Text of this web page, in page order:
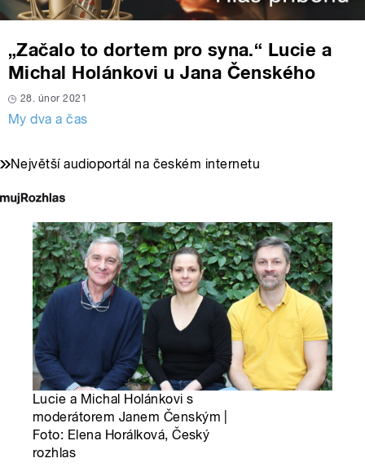
„Začalo to dortem pro syna.“ Lucie a
Michal Holánkovi u Jana Čenského
28. únor 2021
My dva a čas
Největší audioportál na českém internetu
Lucie a Michal Holánkovi s
moderátorem Janem Čenským |
Foto: Elena Horálková, Český
rozhlas